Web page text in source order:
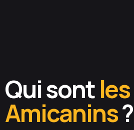
Qui sontles
Amicanins?